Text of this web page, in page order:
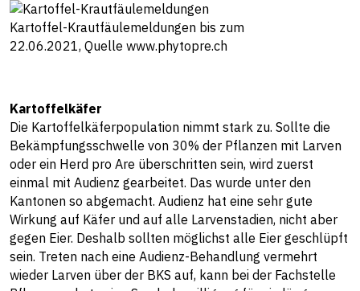
Kartoffel-Krautfäulemeldungen bis zum
22.06.2021, Quelle www.phytopre.ch
Kartoffelkäfer
Die Kartoffelkäferpopulation nimmt stark zu. Sollte die
Bekämpfungsschwelle von 30% der Pflanzen mit Larven
oder ein Herd pro Are überschritten sein, wird zuerst
einmal mit Audienz gearbeitet. Das wurde unter den
Kantonen so abgemacht. Audienz hat eine sehr gute
Wirkung auf Käfer und auf alle Larvenstadien, nicht aber
gegen Eier. Deshalb sollten möglichst alle Eier geschlüpft
sein. Treten nach eine Audienz-Behandlung vermehrt
wieder Larven über der BKS auf, kann bei der Fachstelle